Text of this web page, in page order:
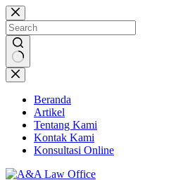
Skip
to
content
No
results
Beranda
Artikel
Tentang Kami
Kontak Kami
Konsultasi Online